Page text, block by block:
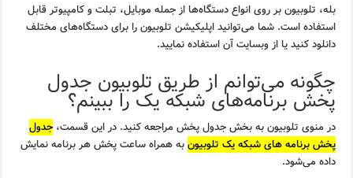
بله، تلوبیون بر روی انواع دستگاه‌ها از جمله موبایل، تبلت و کامپیوتر قابل
استفاده است. شما می‌توانید اپلیکیشن تلوبیون را برای دستگاه‌های مختلف
دانلود کنید یا از وبسایت آن استفاده نمایید.
چگونه می‌توانم از طریق تلوبیون جدول
پخش برنامه‌های شبکه یک را ببینم؟
در منوی تلوبیون به بخش جدول پخش مراجعه کنید. در این قسمت،جدول
پخش برنامه های شبکه یک تلوبیونبه همراه ساعت پخش هر برنامه نمایش
داده می‌شود.